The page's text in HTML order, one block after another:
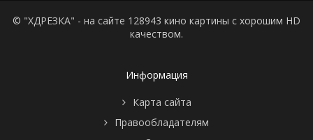
© "ХДРЕЗКА" - на сайте 128943 кино картины с хорошим HD
качеством.
Информация
Карта сайта
Правообладателям